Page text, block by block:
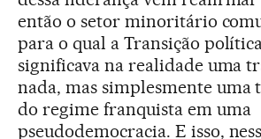
então o setor minoritário
para o qual a Transição
significava na realidade uma
nada, mas simplesmente uma
do regime franquista em uma
pseudodemocracia. E isso,